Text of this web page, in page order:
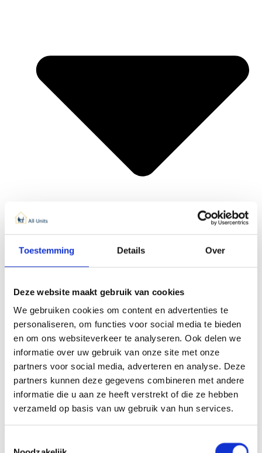
Toestemming Details Over
Deze website maakt gebruik van cookies
We gebruiken cookies om content en advertenties te
personaliseren, om functies voor social media te bieden
en om ons websiteverkeer te analyseren. Ook delen we
informatie over uw gebruik van onze site met onze
partners voor social media, adverteren en analyse. Deze
partners kunnen deze gegevens combineren met andere
informatie die u aan ze heeft verstrekt of die ze hebben
verzameld op basis van uw gebruik van hun services.
Administratörsutrymme